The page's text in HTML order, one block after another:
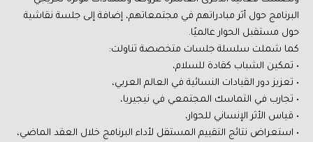
البرنامج حول أثر مبادراتهم في مجتمعاتهم، إضافة إلى جلسة نقاشية
حول مستقبل الحوار عالميًا.
كما شملت سلسلة جلسات متخصصة تناولت:
• تمكين الشباب كقادة للسلام،
• تعزيز دور القيادات النسائية في العالم العربي،
• تجارب في التماسك المجتمعي في نيجيريا،
• قياس الأثر الإنساني للحوار،
• استعراض نتائج التقييم المستقل لأداء البرنامج خلال العقد الماضي،